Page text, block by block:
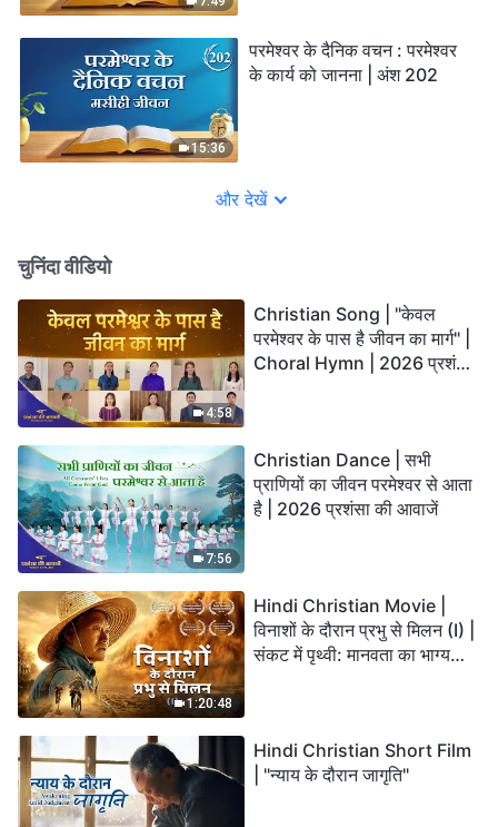
15:36
परमेश्वर के दैनिक वचन : परमेश्वर
के कार्य को जानना | अंश 202
और देखें
चुनिंदा वीडियो
4:58
Christian Song | "केवल
परमेश्वर के पास है जीवन का मार्ग" |
Choral Hymn | 2026 प्रशंसा
7:56
Christian Dance | सभी
प्राणियों का जीवन परमेश्वर से आता
है | 2026 प्रशंसा की आवाजें
1:20:48
Hindi Christian Movie |
विनाशों के दौरान प्रभु से मिलन (I) |
संकट में पृथ्वी: मानवता का भाग्य
Hindi Christian Short Film
| "न्याय के दौरान जागृति"